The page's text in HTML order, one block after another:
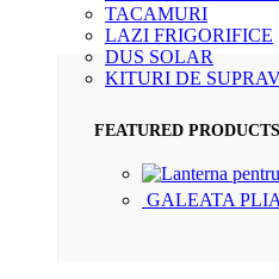
TACAMURI
LAZI FRIGORIFICE
DUS SOLAR
KITURI DE
FEATURED PRODUCTS
GALEATA